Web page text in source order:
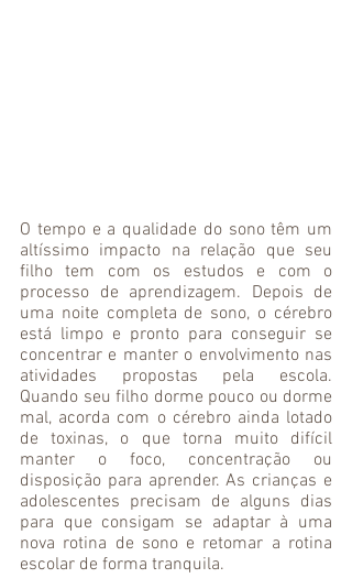
O tempo e a qualidade do sono têm um
altíssimo impacto na relação que seu
filho tem com os estudos e com o
processo de aprendizagem. Depois de
uma noite completa de sono, o cérebro
está limpo e pronto para conseguir se
concentrar e manter o envolvimento nas
atividades propostas pela escola.
Quando seu filho dorme pouco ou dorme
mal, acorda com o cérebro ainda lotado
de toxinas, o que torna muito difícil
manter o foco, concentração ou
disposição para aprender. As crianças e
adolescentes precisam de alguns dias
para que consigam se adaptar à uma
nova rotina de sono e retomar a rotina
escolar de forma tranquila.